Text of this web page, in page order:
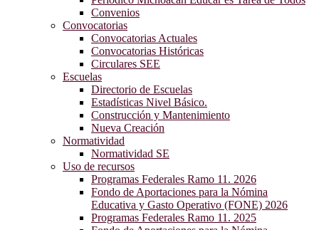
Convenios
Convocatorias
Convocatorias Actuales
Convocatorias Históricas
Circulares SEE
Escuelas
Directorio de Escuelas
Estadísticas Nivel Básico.
Construcción y Mantenimiento
Nueva Creación
Normatividad
Normatividad SE
Uso de recursos
Programas Federales Ramo 11. 2026
Fondo de Aportaciones para la Nómina
Educativa y Gasto Operativo (FONE) 2026
Programas Federales Ramo 11. 2025